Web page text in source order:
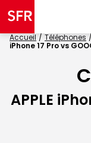
Accueil Téléphones
iPhone 17 Pro vs
APPLE